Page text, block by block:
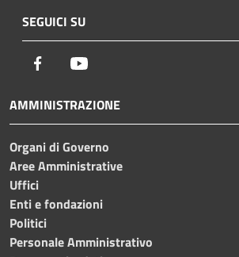
SEGUICI SU
Facebook
AMMINISTRAZIONE
Organi di Governo
Aree Amministrative
Uffici
Enti e fondazioni
Politici
Personale Amministrativo